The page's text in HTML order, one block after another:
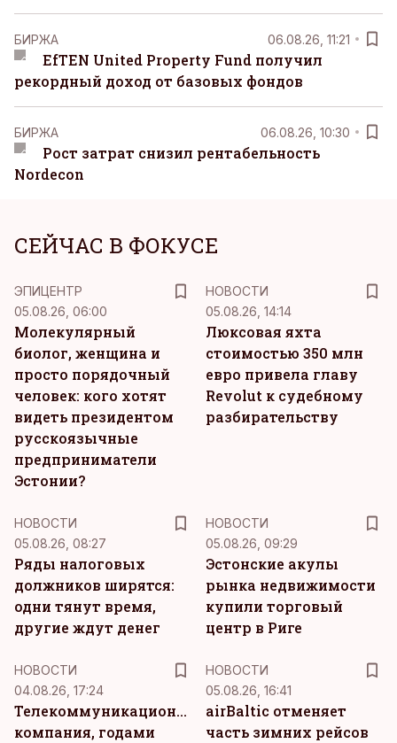
БИРЖА 06.08.26, 11:21
EfTEN United Property Fund получил
рекордный доход от базовых фондов
БИРЖА 06.08.26, 10:30
Рост затрат снизил рентабельность
Nordecon
СЕЙЧАС В ФОКУСЕ
ЭПИЦЕНТР
05.08.26, 06:00
Молекулярный
биолог, женщина и
просто порядочный
человек: кого хотят
видеть президентом
русскоязычные
предприниматели
Эстонии?
НОВОСТИ
05.08.26, 14:14
Люксовая яхта
стоимостью 350 млн
евро привела главу
Revolut к судебному
разбирательству
НОВОСТИ
05.08.26, 08:27
Ряды налоговых
должников ширятся:
одни тянут время,
другие ждут денег
НОВОСТИ
05.08.26, 09:29
Эстонские акулы
рынка недвижимости
купили торговый
центр в Риге
НОВОСТИ
04.08.26, 17:24
Телекоммуникационная
компания, годами
НОВОСТИ
05.08.26, 16:41
airBaltic отменяет
часть зимних рейсов